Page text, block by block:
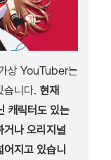
상 YouTuber는
습니다. 현재
캐릭터도 있는
거나 오리지널
지고 있습니